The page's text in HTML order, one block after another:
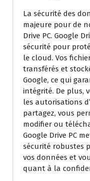
La sécurité des
majeure pour de
Drive PC. Google
sécurité pour
le cloud. Vos
transférés et
Google, ce qui
intégrité. De plus,
les autorisations
partagez, vous
modifier ou
Google Drive PC
sécurité robustes
vos données et
quant à la